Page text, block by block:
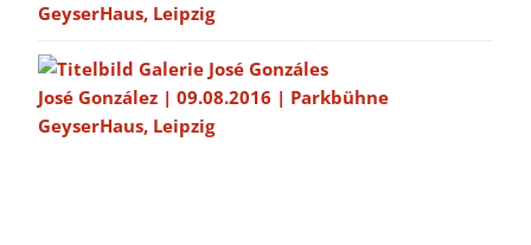
GeyserHaus, Leipzig
José González | 09.08.2016 | Parkbühne
GeyserHaus, Leipzig